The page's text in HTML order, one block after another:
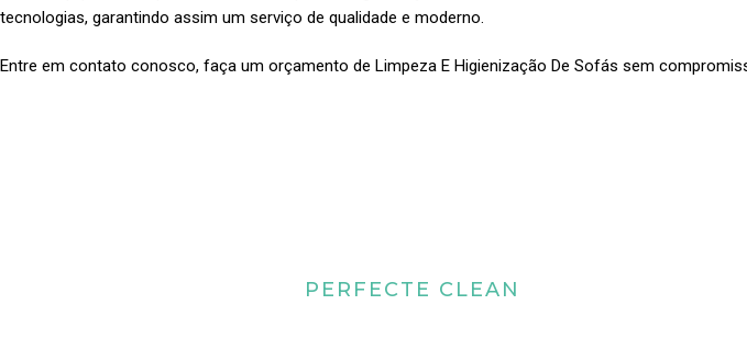
tecnologias, garantindo assim um serviço de qualidade e moderno.
Entre em contato conosco, faça um orçamento de Limpeza E Higienização De Sofás sem
PERFECTE CLEAN